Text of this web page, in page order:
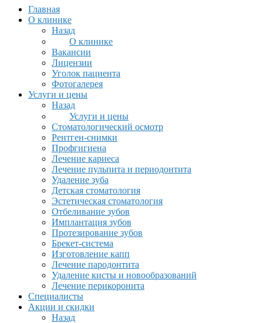
Главная
О клинике
Назад
О клинике
Вакансии
Лицензии
Уголок пациента
Фотогалерея
Услуги и цены
Назад
Услуги и цены
Стоматологический осмотр
Рентген-снимки
Профгигиена
Лечение кариеса
Лечение пульпита и периодонтита
Удаление зуба
Детская стоматология
Эстетическая стоматология
Отбеливание зубов
Имплантация зубов
Протезирование зубов
Брекет-система
Изготовление капп
Лечение пародонтита
Удаление кисты и новообразований
Лечение перикоронита
Специалисты
Акции и скидки
Назад